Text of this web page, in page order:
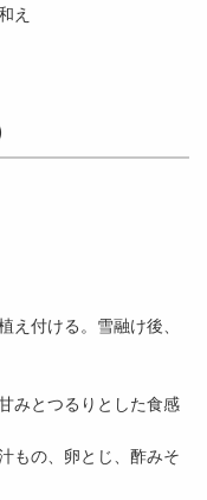
え
え付ける。雪融け後、
みとつるりとした食感
もの、卵とじ、酢みそ